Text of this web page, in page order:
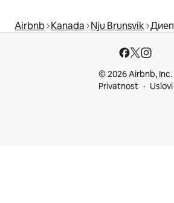
Airbnb Kanada Nju Brunsvik Диеп
© 2026 Airbnb, Inc.
Privatnost
Uslovi